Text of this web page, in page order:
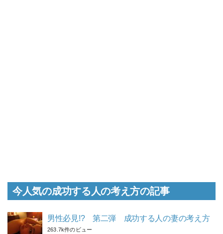
今人気の成功する人の考え方の記事
男性必見!? 第二弾 成功する人の妻の考え方
263.7k件のビュー